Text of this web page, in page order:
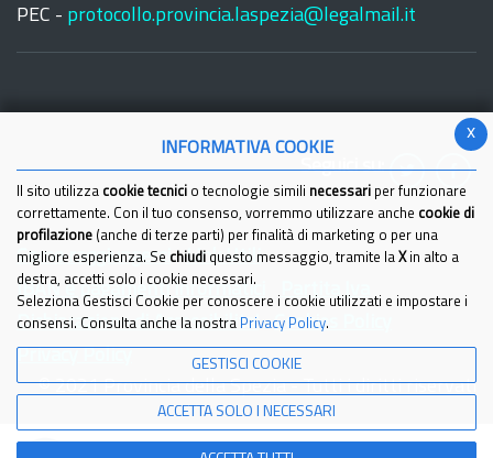
PEC - protocollo.provincia.laspezia@legalmail.it
Seguici su:
Come raggiungerci
Link Utili
IBAN e pagamenti informatici
Partita Iva
Dichiarazione di Accessibilita'
Cookies Policy
Privacy Policy
© 2021 Provincia della Spezia - Tutti i diritti riservati
x
INFORMATIVA COOKIE
Il sito utilizza cookie tecnici o tecnologie simili necessari per funzionare
correttamente. Con il tuo consenso, vorremmo utilizzare anche cookie di
profilazione (anche di terze parti) per finalità di marketing o per una
migliore esperienza. Se chiudi questo messaggio, tramite la Xin alto a
destra, accetti solo i cookie necessari.
Seleziona Gestisci Cookie per conoscere i cookie utilizzati e impostare i
consensi. Consulta anche la nostra Privacy Policy.
GESTISCI COOKIE
ACCETTA SOLO I NECESSARI